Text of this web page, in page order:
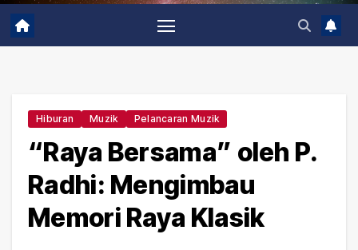
Hiburan Muzik Pelancaran Muzik
“Raya Bersama” oleh P.
Radhi: Mengimbau
Memori Raya Klasik